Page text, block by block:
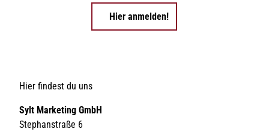
Hier anmelden!
Hier findest du uns
Sylt Marketing GmbH
Stephanstraße 6